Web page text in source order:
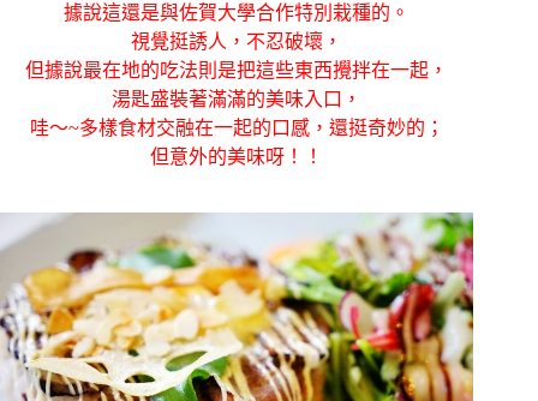
據說這還是與佐賀大學合作特別栽種的。
視覺挺誘人， 不忍破壞，
但據說最在地的吃法則是把這些東西攪拌在一起，
湯匙盛裝著滿滿的美味入口，
哇～~多樣食材交融在一起的口感，還挺奇妙的；
但意外的美味呀！！